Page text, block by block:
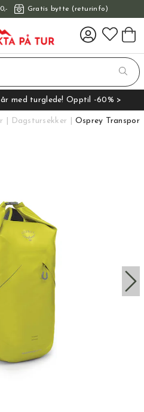
Gratis bytte (returinfo)
med turglede! Opptil -60% >
Dagstursekker Osprey